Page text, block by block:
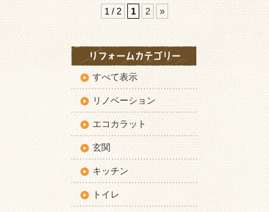
1 / 2 1 2 »
すべて表示
リノベーション
エコカラット
玄関
キッチン
トイレ